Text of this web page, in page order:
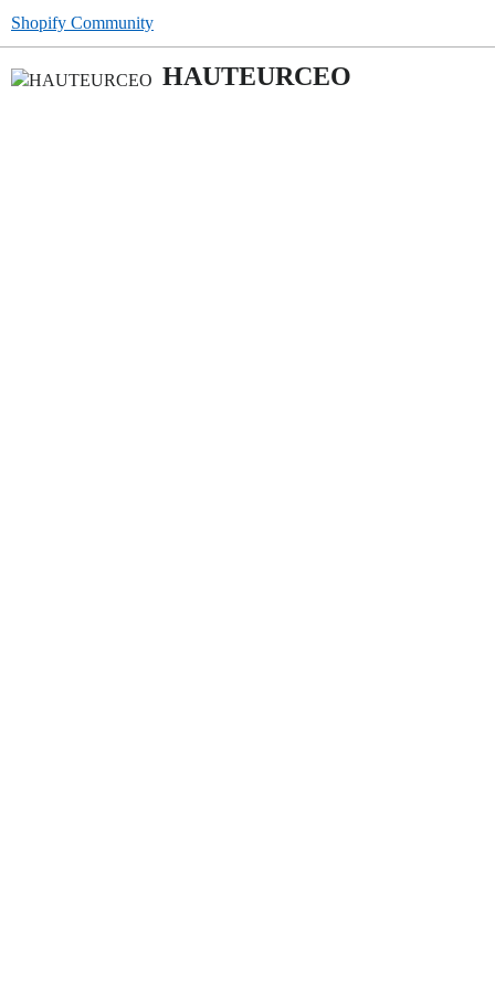
Shopify Community
HAUTEURCEO